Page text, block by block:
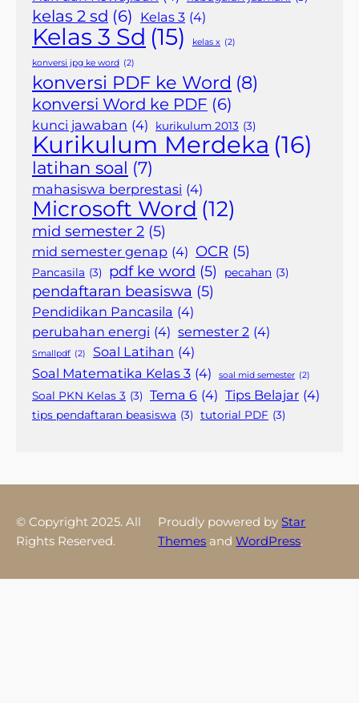
kelas 2 sd (6) Kelas 3 (4)
Kelas 3 Sd (15) kelas x (2)
konversi jpg ke word (2)
konversi PDF ke Word (8)
konversi Word ke PDF (6)
kunci jawaban (4) kurikulum 2013 (3)
Kurikulum Merdeka (16)
latihan soal (7)
mahasiswa berprestasi (4)
Microsoft Word (12)
mid semester 2 (5)
mid semester genap (4) OCR (5)
Pancasila (3) pdf ke word (5) pecahan (3)
pendaftaran beasiswa (5)
Pendidikan Pancasila (4)
perubahan energi (4) semester 2 (4)
Smallpdf (2) Soal Latihan (4)
Soal Matematika Kelas 3 (4) soal mid semester (2)
Soal PKN Kelas 3 (3) Tema 6 (4) Tips Belajar (4)
tips pendaftaran beasiswa (3) tutorial PDF (3)
© Copyright 2025. All
Rights Reserved.
Proudly powered by Star
Themes andWordPress.